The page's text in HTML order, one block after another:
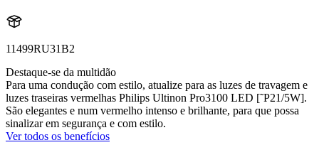
11499RU31B2
Destaque-se da multidão
Para uma condução com estilo, atualize para as luzes de travagem e
luzes traseiras vermelhas Philips Ultinon Pro3100 LED [˜P21/5W].
São elegantes e num vermelho intenso e brilhante, para que possa
sinalizar em segurança e com estilo.
Ver todos os benefícios